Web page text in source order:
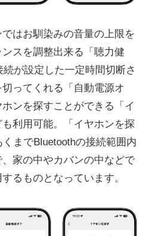
はお馴染みの音量の上限を
スを調整出来る「聴力健
が設定した一定時間切断さ
ってくれる「自動電源オ
ンを探すことができる「イ
利用可能。「イヤホンを探
までBluetoothの接続範囲内
家の中やカバンの中などで
るものとなっています。